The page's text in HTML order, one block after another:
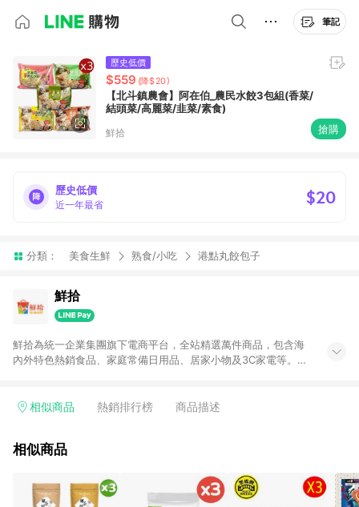
筆記
歷史低價
$559 (降$20)
【北斗鎮農會】阿在伯_農民水餃3包組(香菜/
結頭菜/高麗菜/韭菜/素食)
鮮拾 搶購
歷史低價
近一年最省 $20
分類： 美食生鮮 熟食/小吃 港點丸餃包子
鮮拾
鮮拾為統一企業集團旗下電商平台，全站精選萬件商品，包含海
內外特色熱銷食品、家庭常備日用品、居家小物及3C家電等。全
有好康。LINE好友招募中搜尋@10mart。 ＊特定 iPhone17 將不
相似商品 熱銷排行榜 商品描述
相似商品